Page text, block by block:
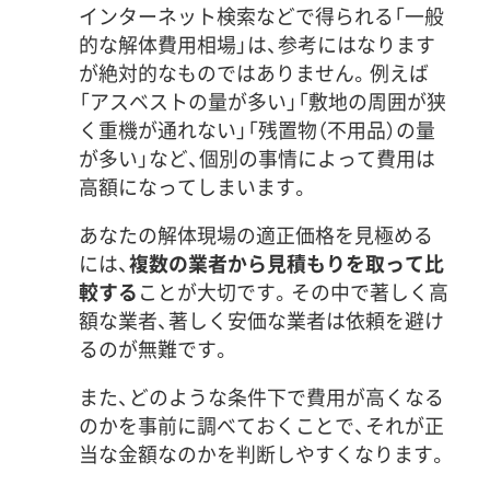
インターネット検索などで得られる「一般
的な解体費用相場」は、参考にはなります
が絶対的なものではありません。例えば
「アスベストの量が多い」「敷地の周囲が狭
く重機が通れない」「残置物（不用品）の量
が多い」など、個別の事情によって費用は
高額になってしまいます。
あなたの解体現場の適正価格を見極める
には、複数の業者から見積もりを取って比
較することが大切です。その中で著しく高
額な業者、著しく安価な業者は依頼を避け
るのが無難です。
また、どのような条件下で費用が高くなる
のかを事前に調べておくことで、それが正
当な金額なのかを判断しやすくなります。